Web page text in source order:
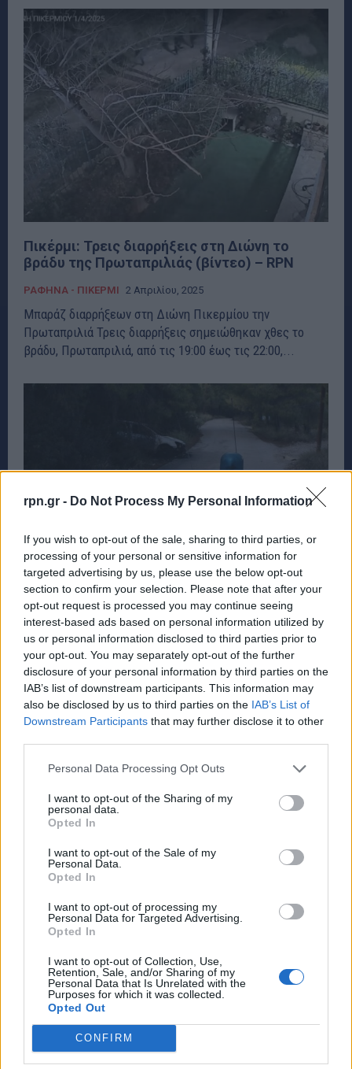
rpn.gr - Do Not Process My Personal Information
If you wish to opt-out of the sale, sharing to third parties, or
processing of your personal or sensitive information for
targeted advertising by us, please use the below opt-out
section to confirm your selection. Please note that after your
opt-out request is processed you may continue seeing
interest-based ads based on personal information utilized by
us or personal information disclosed to third parties prior to
your opt-out. You may separately opt-out of the further
disclosure of your personal information by third parties on the
IAB’s list of downstream participants. This information may
also be disclosed by us to third parties on the IAB’s List of
Downstream Participants that may further disclose it to other
Personal Data Processing Opt Outs
I want to opt-out of the Sharing of my
personal data.
Opted In
I want to opt-out of the Sale of my
Personal Data.
Opted In
I want to opt-out of processing my
Personal Data for Targeted Advertising.
Opted In
I want to opt-out of Collection, Use,
Retention, Sale, and/or Sharing of my
Personal Data that Is Unrelated with the
Purposes for which it was collected.
Opted Out
CONFIRM
Πικέρμι: Τρεις διαρρήξεις στη Διώνη το
βράδυ της Πρωταπριλιάς (βίντεο) – RPN
ΡΑΦΗΝΑ - ΠΙΚΕΡΜΙ 2 Απριλίου, 2025
Μπαράζ διαρρήξεων στη Διώνη Πικερμίου την
Πρωταπριλιά Τρεις διαρρήξεις σημειώθηκαν χθες το
βράδυ, Πρωταπριλιά, από τις 19:00 έως τις 22:00,...
Πικέρμι: Ερώτηση στη Βουλή για το θέμα των
διαρρήξεων στην Διώνη και την
υποστελέχωση των αστυνομικών τμημάτων
– RPN
ΡΑΦΗΝΑ - ΠΙΚΕΡΜΙ 22 Ιανουαρίου, 2025
«Αναγκαία η αλλαγή σχεδιασμού στην ΕΛ. ΑΣ για την
Εγκληματικότητα στην Ανατολική Αττική» ΔΕΛΤΙΟ
Πικέρμι: Καθημερινά αυξάνονται οι
διαρρήξεις στη Διώνη – τι λένε οι κάτοικοι
(βίντεο) – RPN